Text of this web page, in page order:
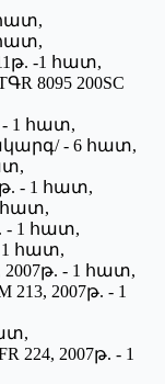
հատ,
հատ,
-1 հատ,
8095 200SC
- 1 հատ,
- 6 հատ,
- 1 հատ,
հատ,
- 1 հատ,
1 հատ,
- 1 հատ,
2007թ. - 1
224, 2007թ. - 1